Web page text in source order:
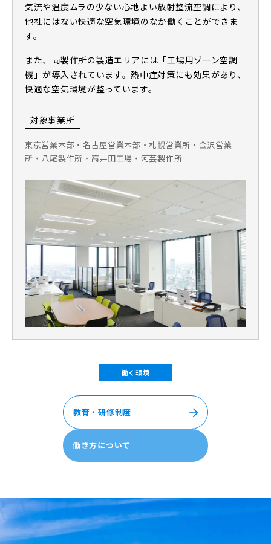
気流や温度ムラの少ない心地よい放射整流空調により、
他社にはない快適な空気環境のなか働くことができま
す。
また、両製作所の製造エリアには「工場用ゾーン空調
機」が導入されています。熱中症対策にも効果があり、
快適な空気環境が整っています。
対象事業所
東京営業本部・名古屋営業本部・札幌営業所・金沢営業
所・八尾製作所・高井田工場・河芸製作所
働く環境
教育・研修制度
働き方について
KOHKI CO.,LTD